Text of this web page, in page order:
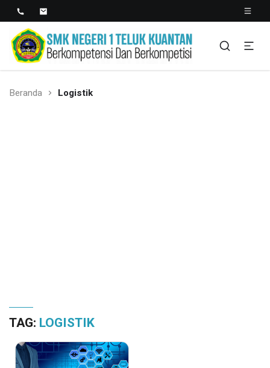
SMK NEGERI 1 TELUK
KUANTAN
Berkopetensi Dan Berkompetisi
Beranda Logistik
TAG: LOGISTIK